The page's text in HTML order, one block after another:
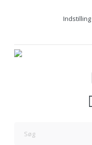
Indstilling